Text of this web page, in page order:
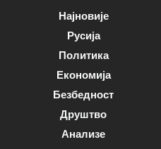
Најновије
Русија
Политика
Економија
Безбедност
Друштво
Анализе